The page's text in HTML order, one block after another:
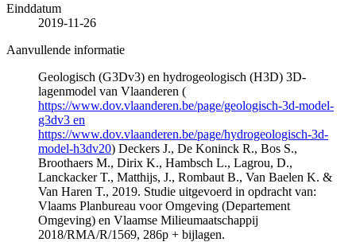
Einddatum
2019-11-26
Aanvullende informatie
Geologisch (G3Dv3) en hydrogeologisch (H3D) 3D-
lagenmodel van Vlaanderen (
https://www.dov.vlaanderen.be/page/geologisch-3d-model-
g3dv3 en
https://www.dov.vlaanderen.be/page/hydrogeologisch-3d-
model-h3dv20) Deckers J., De Koninck R., Bos S.,
Broothaers M., Dirix K., Hambsch L., Lagrou, D.,
Lanckacker T., Matthijs, J., Rombaut B., Van Baelen K. &
Van Haren T., 2019. Studie uitgevoerd in opdracht van:
Vlaams Planbureau voor Omgeving (Departement
Omgeving) en Vlaamse Milieumaatschappij
2018/RMA/R/1569, 286p + bijlagen.